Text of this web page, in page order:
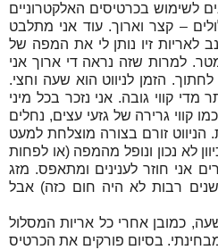
לשימוש בכרטיסים האלקטרוניים
– קצר וארוך. עוד אני מתלבט
לאריות זיו נותן לי את המפה של
מסלול של 5.8 קילומטר. למרות שזה נראה די ארוך אני
הזמן לניווט הוא שעה וחצי.
מדי קווי גובה. אני נזכר בכל מיני
קווי גרירה של גזעי עצים, נחלים
זורם בצורה מוצלחת למעט
לא נכון ונופל מהמפה (או לפחות
אני חוזר לענינים ומתאפס. מזג
רבות לא היה חום כזה) אבל
כמובן אחרי כל אריות המסלול
בסיום פורקים את הכרטיס